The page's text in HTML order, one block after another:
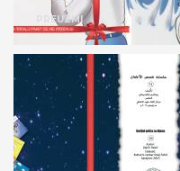
PREUZMI